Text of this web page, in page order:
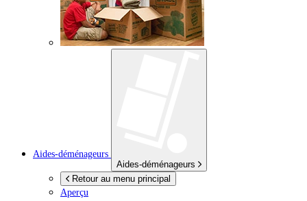
Aides-déménageurs
Aides-déménageurs
Retour au menu principal
Aperçu